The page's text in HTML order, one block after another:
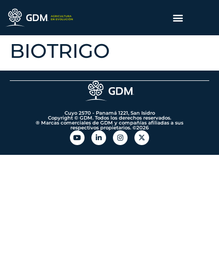
BIOTRIGO
Cuyo 2570 - Panamá 1221, San Isidro
Copyright © GDM. Todos los derechos reservados.
® Marcas comerciales de GDM y compañías afiliadas a sus
respectivos propietarios. ©️2026